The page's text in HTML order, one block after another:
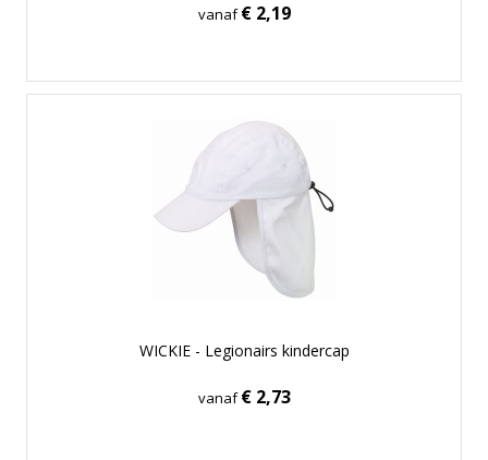
vanaf€ 2,19
WICKIE - Legionairs kindercap
vanaf€ 2,73